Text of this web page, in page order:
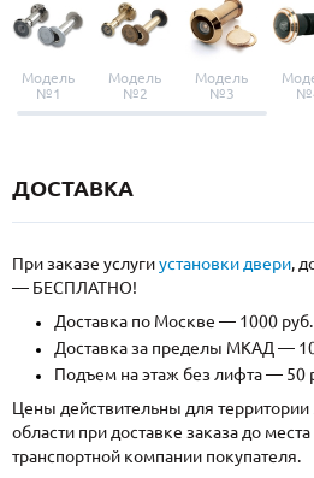
Модель
№1
Модель
№2
Модель
№3
ДОСТАВКА
При заказе услугиустановки двери,
— БЕСПЛАТНО!
Доставка по Москве — 1000 руб.
Доставка за пределы МКАД —
Подъем на этаж без лифта — 50
Цены действительны для
области при доставке заказа до
транспортной компании покупателя.